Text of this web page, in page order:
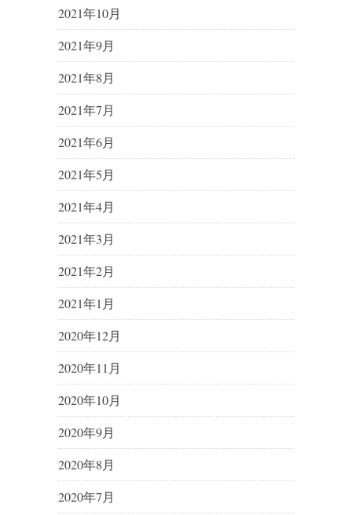
2021年10月
2021年9月
2021年8月
2021年7月
2021年6月
2021年5月
2021年4月
2021年3月
2021年2月
2021年1月
2020年12月
2020年11月
2020年10月
2020年9月
2020年8月
2020年7月